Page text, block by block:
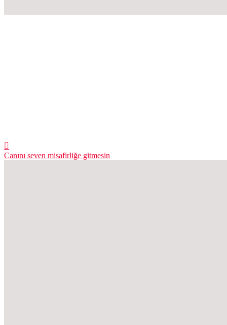
Canını seven misafirliğe gitmesin